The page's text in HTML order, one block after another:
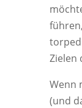
Zielen
Wenn
(und